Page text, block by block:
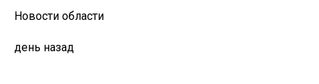
Новости области
день назад